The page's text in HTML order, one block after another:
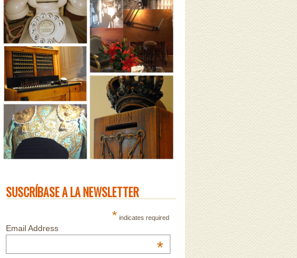
SUSCRÍBASE A LA NEWSLETTER
* indicates required
Email Address
*